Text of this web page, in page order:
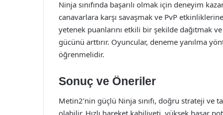
Ninja sınıfında başarılı olmak için deneyim
canavarlara karşı savaşmak ve PvP
yetenek puanlarını etkili bir şekilde dağıtmak
gücünü arttırır. Oyuncular, deneme yanılma
öğrenmelidir.
Sonuç ve Öneriler
Metin2’nin güçlü Ninja sınıfı, doğru strateji ve
olabilir. Hızlı hareket kabiliyeti, yüksek hasar